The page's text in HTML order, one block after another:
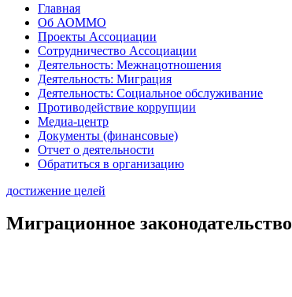
Главная
Об АОММО
Проекты Ассоциации
Сотрудничество Ассоциации
Деятельность: Межнацотношения
Деятельность: Миграция
Деятельность: Социальное обслуживание
Противодействие коррупции
Медиа-центр
Документы (финансовые)
Отчет о деятельности
Обратиться в организацию
достижение целей
Миграционное законодательство